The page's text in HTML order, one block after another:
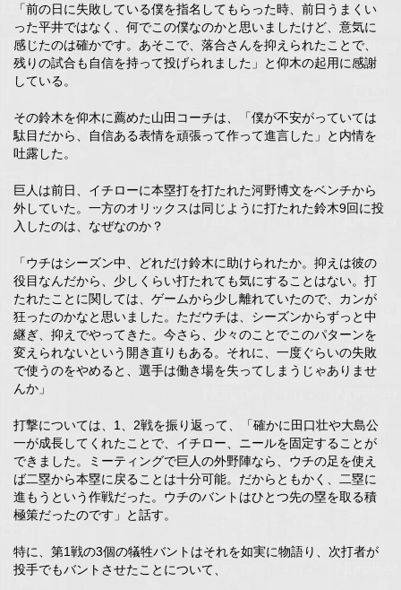
「前の日に失敗している僕を指名してもらった時、前日うまくい
った平井ではなく、何でこの僕なのかと思いましたけど、意気に
感じたのは確かです。あそこで、落合さんを抑えられたことで、
残りの試合も自信を持って投げられました」と仰木の起用に感謝
している。
その鈴木を仰木に薦めた山田コーチは、「僕が不安がっていては
駄目だから、自信ある表情を頑張って作って進言した」と内情を
吐露した。
巨人は前日、イチローに本塁打を打たれた河野博文をベンチから
外していた。一方のオリックスは同じように打たれた鈴木9回に投
入したのは、なぜなのか？
「ウチはシーズン中、どれだけ鈴木に助けられたか。抑えは彼の
役目なんだから、少しくらい打たれても気にすることはない。打
たれたことに関しては、ゲームから少し離れていたので、カンが
狂ったのかなと思いました。ただウチは、シーズンからずっと中
継ぎ、抑えでやってきた。今さら、少々のことでこのパターンを
変えられないという開き直りもある。それに、一度ぐらいの失敗
で使うのをやめると、選手は働き場を失ってしまうじゃありませ
んか」
打撃については、1、2戦を振り返って、「確かに田口壮や大島公
一が成長してくれたことで、イチロー、ニールを固定することが
できました。ミーティングで巨人の外野陣なら、ウチの足を使え
ば二塁から本塁に戻ることは十分可能。だからともかく、二塁に
進もうという作戦だった。ウチのバントはひとつ先の塁を取る積
極策だったのです」と話す。
特に、第1戦の3個の犠牲バントはそれを如実に物語り、次打者が
投手でもバントさせたことについて、